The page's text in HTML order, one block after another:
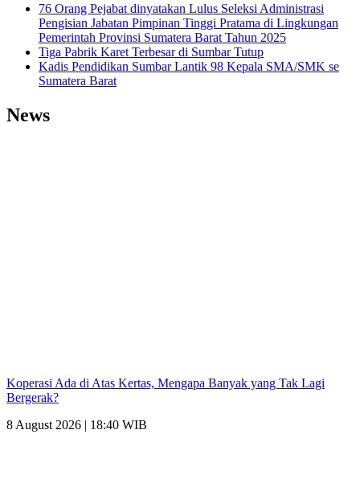
76 Orang Pejabat dinyatakan Lulus Seleksi Administrasi
Pengisian Jabatan Pimpinan Tinggi Pratama di Lingkungan
Pemerintah Provinsi Sumatera Barat Tahun 2025
Tiga Pabrik Karet Terbesar di Sumbar Tutup
Kadis Pendidikan Sumbar Lantik 98 Kepala SMA/SMK se
Sumatera Barat
News
Koperasi Ada di Atas Kertas, Mengapa Banyak yang Tak Lagi
Bergerak?
8 August 2026 | 18:40 WIB